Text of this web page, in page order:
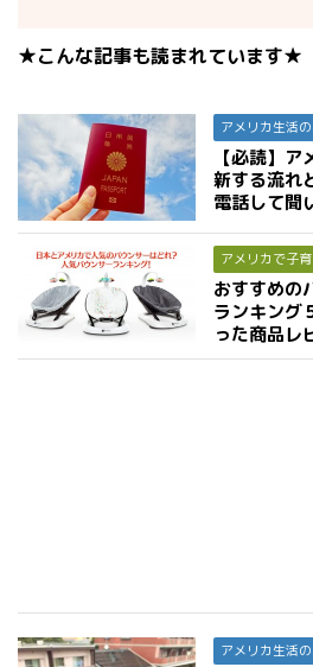
★こんな記事も読まれています★
アメリカ生活
【必読】
新する流れ
電話して聞
アメリカで子
おすすめの
ランキング
った商品レ
アメリカ生活